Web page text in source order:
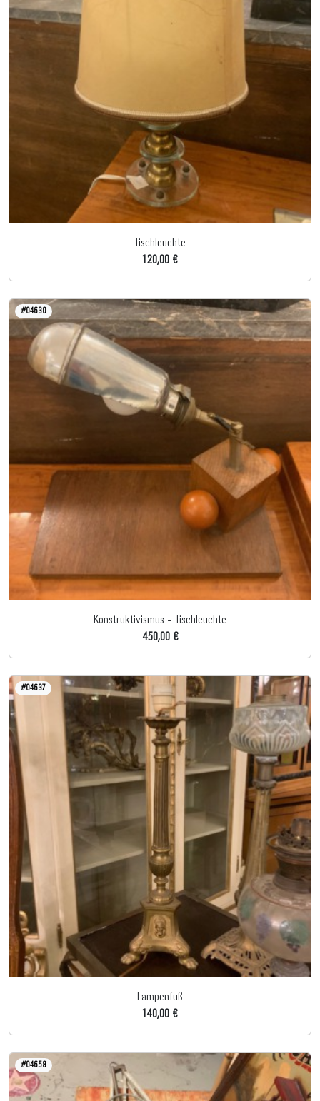
Tischleuchte
120,00 €
#04630
Konstruktivismus - Tischleuchte
450,00 €
#04637
Lampenfuß
140,00 €
#04658